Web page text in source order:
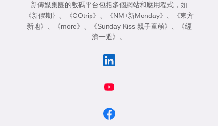
新傳媒集團的數碼平台包括多個網站和應用程式，如
《新假期》
《GOtrip》 《NM+新Monday》
《東方
新地》
《more》 《Sunday Kiss 親子童萌》
《經
濟一週》
。